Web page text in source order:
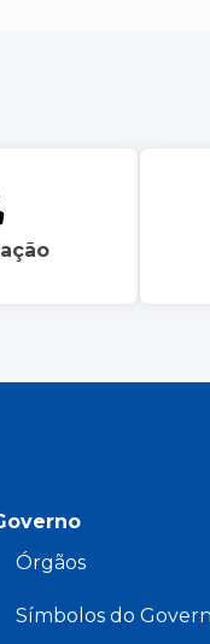
Órgãos
Símbolos do